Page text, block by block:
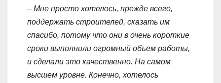
– Мне просто хотелось, прежде всего,
поддержать строителей, сказать им
спасибо, потому что они в очень короткие
сроки выполнили огромный объем работы,
и сделали это качественно. На самом
высшем уровне. Конечно, хотелось